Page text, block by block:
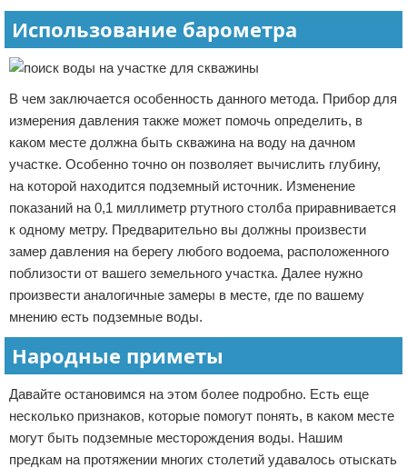
Использование барометра
В чем заключается особенность данного метода. Прибор для
измерения давления также может помочь определить, в
каком месте должна быть скважина на воду на дачном
участке. Особенно точно он позволяет вычислить глубину,
на которой находится подземный источник. Изменение
показаний на 0,1 миллиметр ртутного столба приравнивается
к одному метру. Предварительно вы должны произвести
замер давления на берегу любого водоема, расположенного
поблизости от вашего земельного участка. Далее нужно
произвести аналогичные замеры в месте, где по вашему
мнению есть подземные воды.
Народные приметы
Давайте остановимся на этом более подробно. Есть еще
несколько признаков, которые помогут понять, в каком месте
могут быть подземные месторождения воды. Нашим
предкам на протяжении многих столетий удавалось отыскать